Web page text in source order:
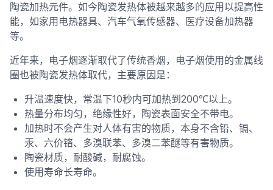
陶瓷加热元件。如今陶瓷发热体被越来越多的应用以提高性
能，如家用电热器具、汽车气氧传感器、医疗设备加热器
等。
近年来，电子烟逐渐取代了传统香烟，电子烟使用的金属线
圈也被陶瓷发热体取代，主要原因是：
升温速度快，常温下10秒内可加热到200℃以上。
热量分布均匀，绝缘性好，陶瓷表面安全不带电。
加热时不会产生对人体有害的物质，本身不含铅、镉、
汞、六价铬、多溴联苯、多溴二苯醚等有害物质。
陶瓷材质，耐酸碱，耐腐蚀。
使用寿命长寿命。